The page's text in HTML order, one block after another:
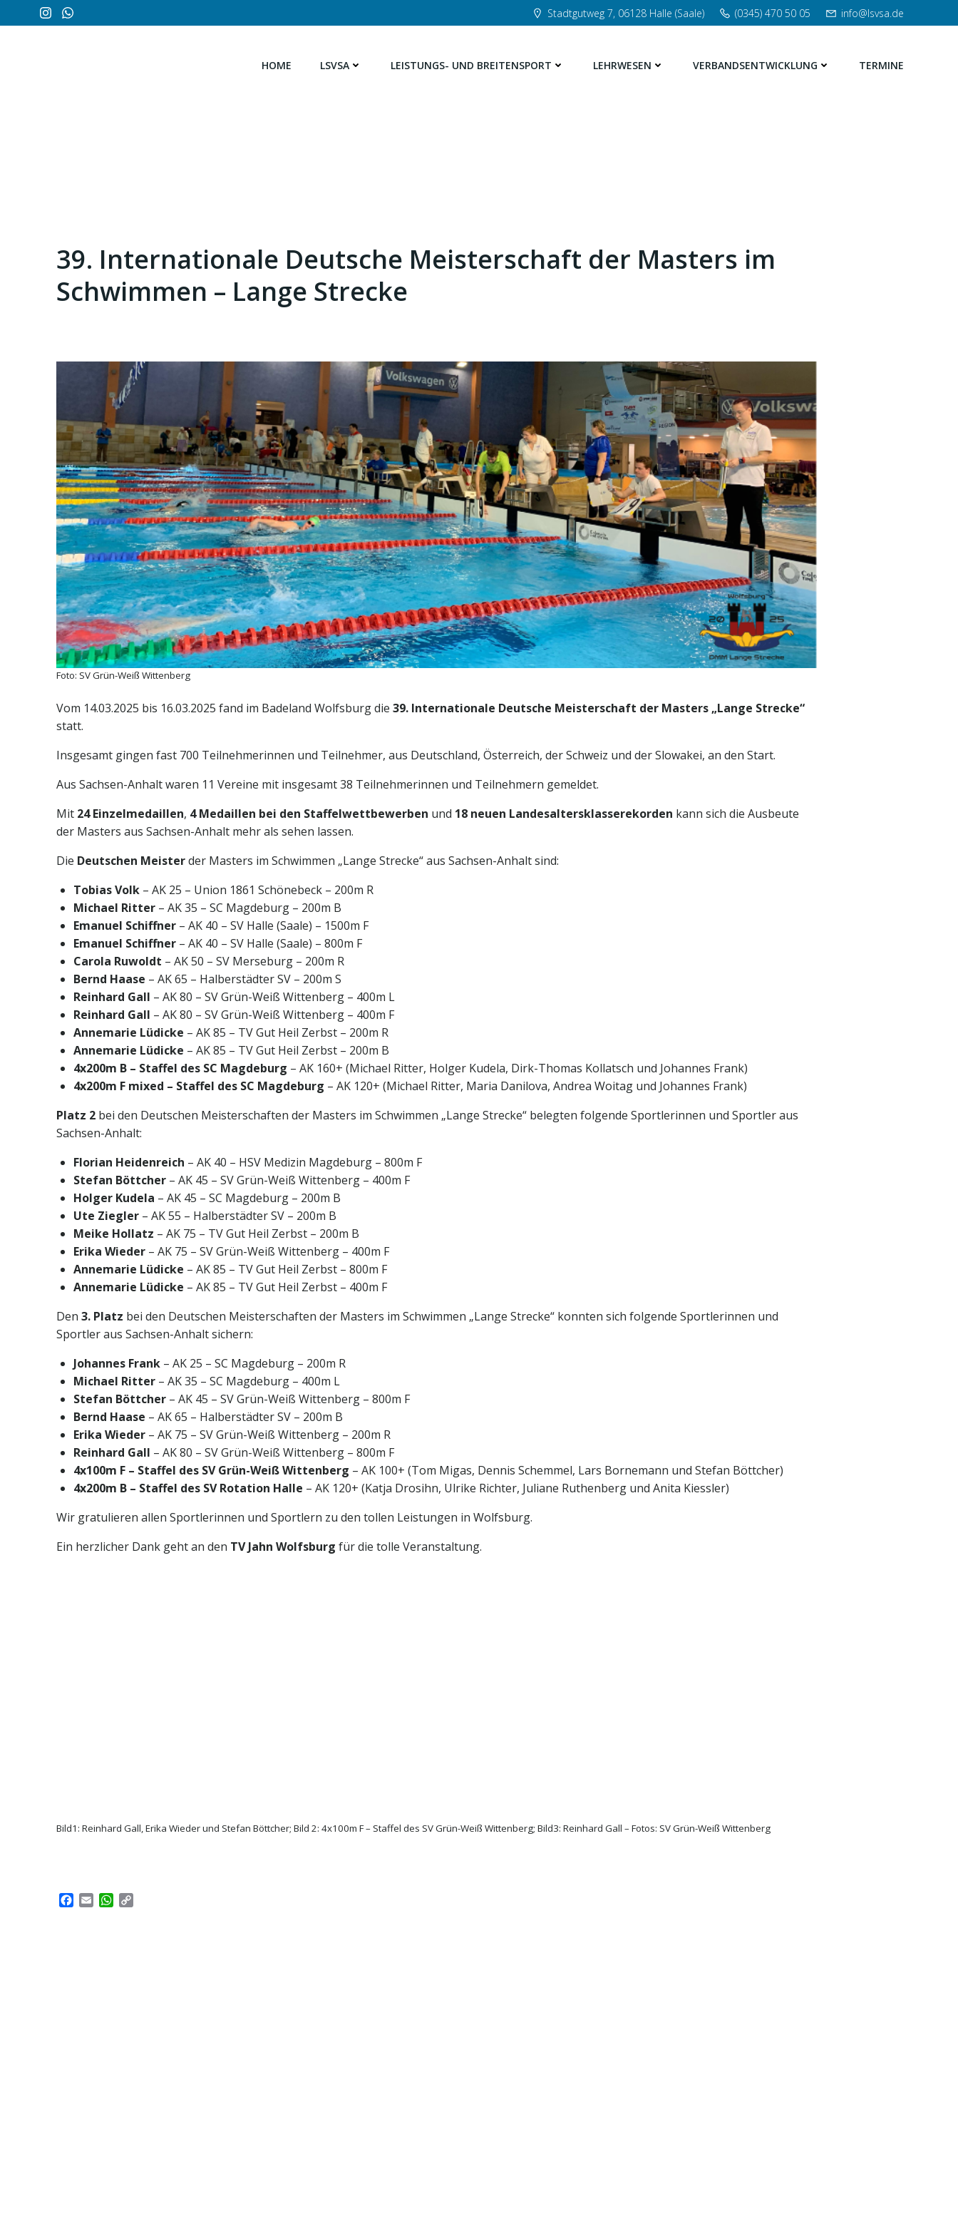
Inhalt
Stadtgutweg 7, 06128 Halle (Saale) (0345) 470 50 05 info@lsvsa.de
HOME LSVSA LEISTUNGS- UND BREITENSPORT LEHRWESEN VERBANDSENTWICKLUNG TERMINE
39. Internationale Deutsche Meisterschaft der Masters im
Schwimmen – Lange Strecke
Foto: SV Grün-Weiß Wittenberg
Vom 14.03.2025 bis 16.03.2025 fand im Badeland Wolfsburg die 39. Internationale Deutsche Meisterschaft der Masters „Lange Strecke“
statt.
Insgesamt gingen fast 700 Teilnehmerinnen und Teilnehmer, aus Deutschland, Österreich, der Schweiz und der Slowakei, an den Start.
Aus Sachsen-Anhalt waren 11 Vereine mit insgesamt 38 Teilnehmerinnen und Teilnehmern gemeldet.
Mit 24 Einzelmedaillen, 4 Medaillen bei den Staffelwettbewerben und 18 neuen Landesaltersklasserekorden kann sich die Ausbeute
der Masters aus Sachsen-Anhalt mehr als sehen lassen.
Die Deutschen Meisterder Masters im Schwimmen „Lange Strecke“ aus Sachsen-Anhalt sind:
Tobias Volk – AK 25 – Union 1861 Schönebeck – 200m R
Michael Ritter – AK 35 – SC Magdeburg – 200m B
Emanuel Schiffner – AK 40 – SV Halle (Saale) – 1500m F
Emanuel Schiffner – AK 40 – SV Halle (Saale) – 800m F
Carola Ruwoldt – AK 50 – SV Merseburg – 200m R
Bernd Haase – AK 65 – Halberstädter SV – 200m S
Reinhard Gall – AK 80 – SV Grün-Weiß Wittenberg – 400m L
Reinhard Gall – AK 80 – SV Grün-Weiß Wittenberg – 400m F
Annemarie Lüdicke – AK 85 – TV Gut Heil Zerbst – 200m R
Annemarie Lüdicke – AK 85 – TV Gut Heil Zerbst – 200m B
4x200m B – Staffel des SC Magdeburg – AK 160+ (Michael Ritter, Holger Kudela, Dirk-Thomas Kollatsch und Johannes Frank)
4x200m F mixed – Staffel des SC Magdeburg – AK 120+ (Michael Ritter, Maria Danilova, Andrea Woitag und Johannes Frank)
Platz 2 bei den Deutschen Meisterschaften der Masters im Schwimmen „Lange Strecke“ belegten folgende Sportlerinnen und Sportler aus
Sachsen-Anhalt:
Florian Heidenreich – AK 40 – HSV Medizin Magdeburg – 800m F
Stefan Böttcher – AK 45 – SV Grün-Weiß Wittenberg – 400m F
Holger Kudela – AK 45 – SC Magdeburg – 200m B
Ute Ziegler – AK 55 – Halberstädter SV – 200m B
Meike Hollatz – AK 75 – TV Gut Heil Zerbst – 200m B
Erika Wieder – AK 75 – SV Grün-Weiß Wittenberg – 400m F
Annemarie Lüdicke – AK 85 – TV Gut Heil Zerbst – 800m F
Annemarie Lüdicke – AK 85 – TV Gut Heil Zerbst – 400m F
Den 3. Platz bei den Deutschen Meisterschaften der Masters im Schwimmen „Lange Strecke“ konnten sich folgende Sportlerinnen und
Sportler aus Sachsen-Anhalt sichern:
Johannes Frank – AK 25 – SC Magdeburg – 200m R
Michael Ritter – AK 35 – SC Magdeburg – 400m L
Stefan Böttcher – AK 45 – SV Grün-Weiß Wittenberg – 800m F
Bernd Haase – AK 65 – Halberstädter SV – 200m B
Erika Wieder – AK 75 – SV Grün-Weiß Wittenberg – 200m R
Reinhard Gall – AK 80 – SV Grün-Weiß Wittenberg – 800m F
4x100m F – Staffel des SV Grün-Weiß Wittenberg – AK 100+ (Tom Migas, Dennis Schemmel, Lars Bornemann und Stefan Böttcher)
4x200m B – Staffel des SV Rotation Halle – AK 120+ (Katja Drosihn, Ulrike Richter, Juliane Ruthenberg und Anita Kiessler)
Wir gratulieren allen Sportlerinnen und Sportlern zu den tollen Leistungen in Wolfsburg.
Ein herzlicher Dank geht an den TV Jahn Wolfsburg für die tolle Veranstaltung.
Bild1: Reinhard Gall, Erika Wieder und Stefan Böttcher; Bild 2: 4x100m F – Staffel des SV Grün-Weiß Wittenberg; Bild3: Reinhard Gall – Fotos: SV Grün-Weiß Wittenberg
Facebook
EmailWhatsApp